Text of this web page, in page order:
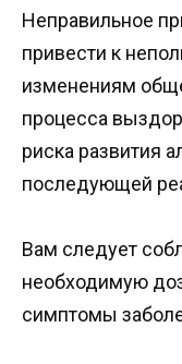
Неправильное
привести к
изменениям
процесса
риска развития
последующей
Вам следует
необходимую
симптомы